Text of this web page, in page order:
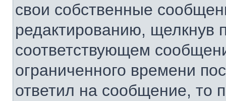
свои собственные
редактированию, щелкнув
соответствующем
ограниченного времени
ответил на сообщение, то